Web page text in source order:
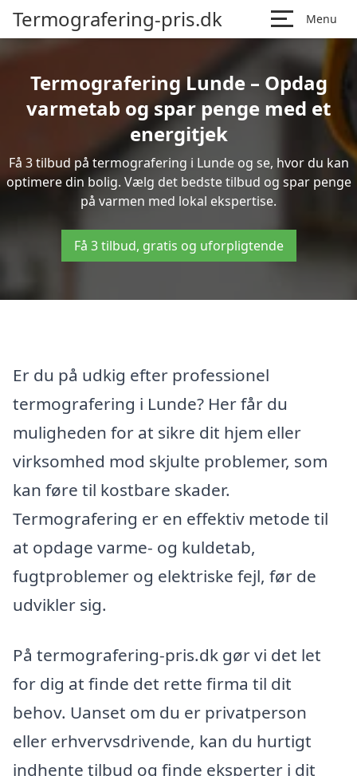
Termografering-pris.dk Menu
Termografering Lunde – Opdag
varmetab og spar penge med et
energitjek
Få 3 tilbud på termografering i Lunde og se, hvor du kan
optimere din bolig. Vælg det bedste tilbud og spar penge
på varmen med lokal ekspertise.
Få 3 tilbud, gratis og uforpligtende
Er du på udkig efter professionel
termografering i Lunde? Her får du
muligheden for at sikre dit hjem eller
virksomhed mod skjulte problemer, som
kan føre til kostbare skader.
Termografering er en effektiv metode til
at opdage varme- og kuldetab,
fugtproblemer og elektriske fejl, før de
udvikler sig.
På termografering-pris.dk gør vi det let
for dig at finde det rette firma til dit
behov. Uanset om du er privatperson
eller erhvervsdrivende, kan du hurtigt
indhente tilbud og finde eksperter i dit